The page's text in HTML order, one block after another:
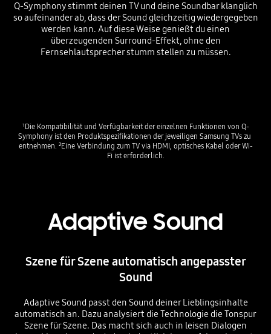
Q-Symphony stimmt deinen TV und deine Soundbar klanglich
so aufeinander ab, dass der Sound gleichzeitig wiedergegeben
werden kann. Auf diese Weise genießt du einen
überzeugenden Surround-Effekt, ohne den
Fernsehlautsprecher stumm stellen zu müssen.
¹Die Kompatibilität und Verfügbarkeit der einzelnen Funktionen von Q-
Symphony ist den Produktspezifikationen der jeweiligen Samsung TVs zu
entnehmen. ²Eine Verbindung zum TV via HDMI, optisches Kabel oder Wi-
Fi ist erforderlich.
Adaptive Sound
Szene für Szene automatisch angepasster
Sound
Adaptive Sound passt den Sound deiner Lieblingsinhalte
automatisch an. Dazu analysiert die Technologie die Tonspur
Szene für Szene. Das macht sich auch in leisen Dialogen